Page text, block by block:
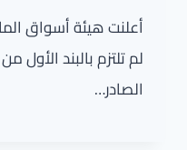
أعلنت هيئة أسواق
الصادر…